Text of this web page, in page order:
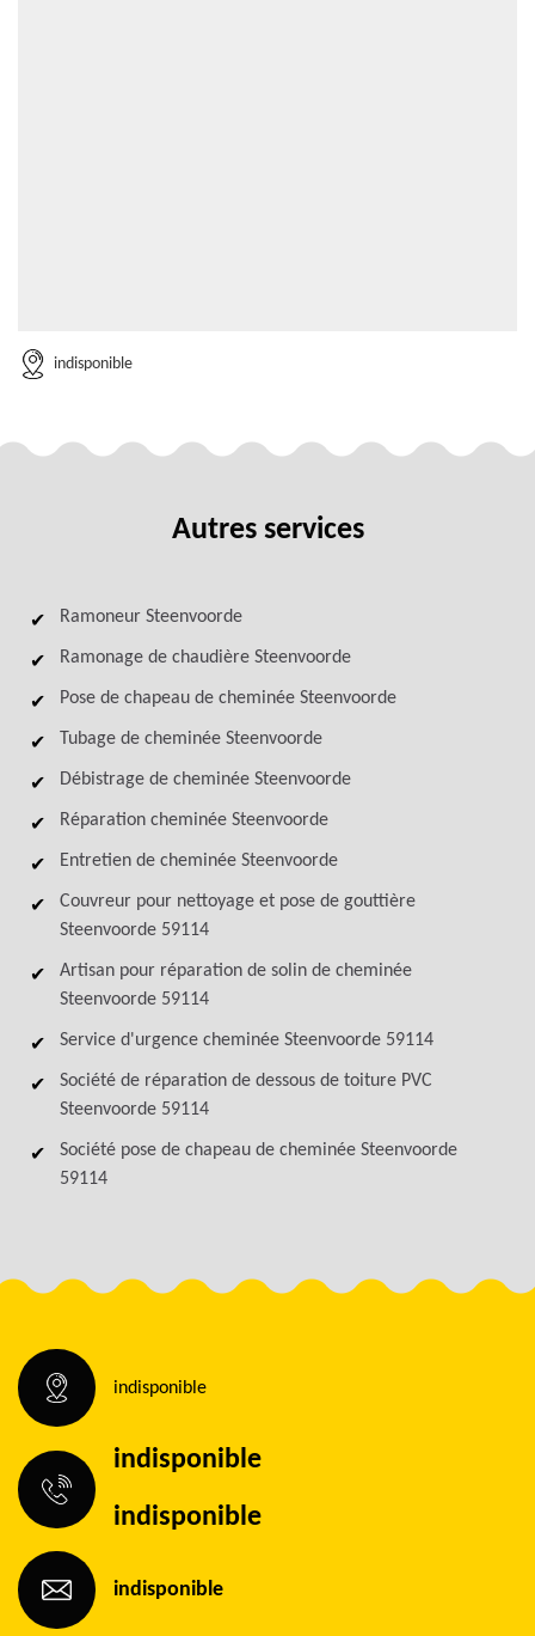
indisponible
Autres services
Ramoneur Steenvoorde
Ramonage de chaudière Steenvoorde
Pose de chapeau de cheminée Steenvoorde
Tubage de cheminée Steenvoorde
Débistrage de cheminée Steenvoorde
Réparation cheminée Steenvoorde
Entretien de cheminée Steenvoorde
Couvreur pour nettoyage et pose de gouttière
Steenvoorde 59114
Artisan pour réparation de solin de cheminée
Steenvoorde 59114
Service d'urgence cheminée Steenvoorde 59114
Société de réparation de dessous de toiture PVC
Steenvoorde 59114
Société pose de chapeau de cheminée Steenvoorde
59114
indisponible
indisponible
indisponible
indisponible